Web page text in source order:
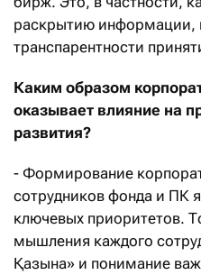
раскрытию информации,
транспарентности
Каким образом
оказывает влияние на
развития?
- Формирование
сотрудников фонда и ПК
ключевых приоритетов.
мышления каждого
Қазына» и понимание